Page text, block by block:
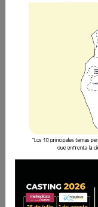
Las
quienes quedan
competencia
César Pérez